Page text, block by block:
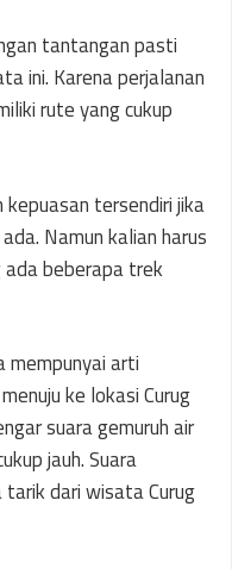
tantangan pasti
ini. Karena perjalanan
rute yang cukup
tersendiri jika
Namun kalian harus
beberapa trek
mempunyai arti
ke lokasi Curug
suara gemuruh air
jauh. Suara
tarik dari wisata Curug